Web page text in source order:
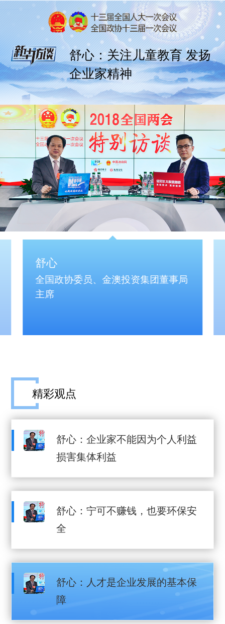
舒心：关注儿童教育 发扬
企业家精神
舒心
全国政协委员、金澳投资集团董事局
主席
精彩观点
舒心：企业家不能因为个人利益
损害集体利益
舒心：宁可不赚钱，也要环保安
全
舒心：人才是企业发展的基本保
障